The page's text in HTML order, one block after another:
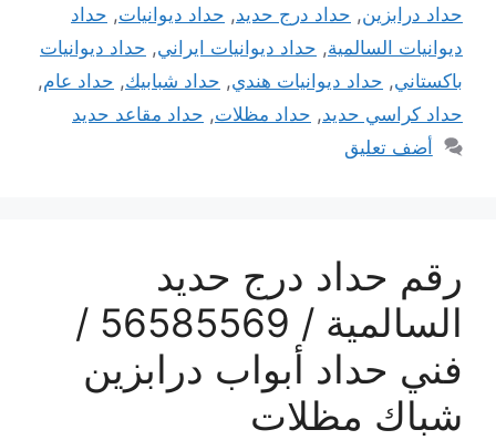
حداد درابزين, حداد درج حديد, حداد ديوانيات, حداد
ديوانيات السالمية, حداد ديوانيات ايراني, حداد ديوانيات
باكستاني, حداد ديوانيات هندي, حداد شبابيك, حداد عام,
حداد كراسي حديد, حداد مظلات, حداد مقاعد حديد
أضف تعليق
رقم حداد درج حديد
السالمية / 56585569 /
فني حداد أبواب درابزين
شباك مظلات